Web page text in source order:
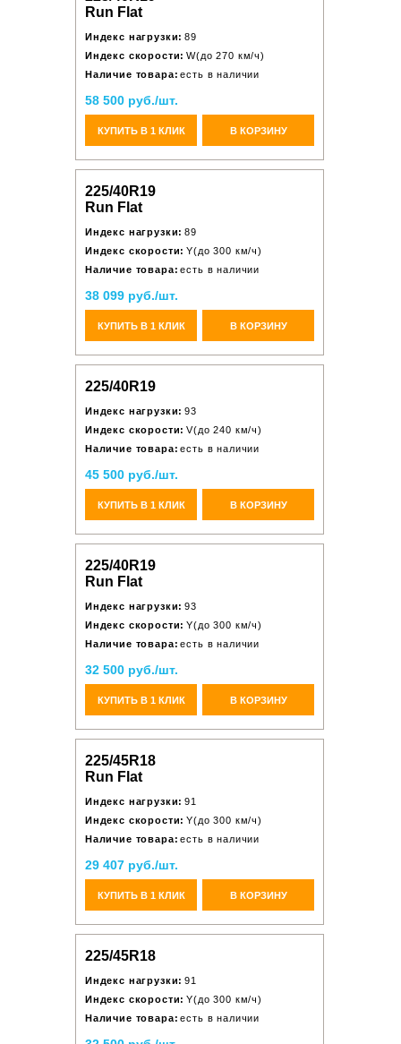
Run Flat
Индекс нагрузки: 89
Индекс скорости: W(до 270 км/ч)
Наличие товара: есть в наличии
58 500 руб./шт.
КУПИТЬ В 1 КЛИК В КОРЗИНУ
225/40R19
Run Flat
Индекс нагрузки: 89
Индекс скорости: Y(до 300 км/ч)
Наличие товара: есть в наличии
38 099 руб./шт.
КУПИТЬ В 1 КЛИК В КОРЗИНУ
225/40R19
Индекс нагрузки: 93
Индекс скорости: V(до 240 км/ч)
Наличие товара: есть в наличии
45 500 руб./шт.
КУПИТЬ В 1 КЛИК В КОРЗИНУ
225/40R19
Run Flat
Индекс нагрузки: 93
Индекс скорости: Y(до 300 км/ч)
Наличие товара: есть в наличии
32 500 руб./шт.
КУПИТЬ В 1 КЛИК В КОРЗИНУ
225/45R18
Run Flat
Индекс нагрузки: 91
Индекс скорости: Y(до 300 км/ч)
Наличие товара: есть в наличии
29 407 руб./шт.
КУПИТЬ В 1 КЛИК В КОРЗИНУ
225/45R18
Индекс нагрузки: 91
Индекс скорости: Y(до 300 км/ч)
Наличие товара: есть в наличии